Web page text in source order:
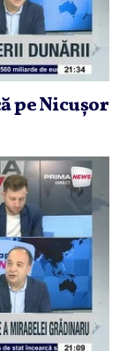
pe Nicuşor